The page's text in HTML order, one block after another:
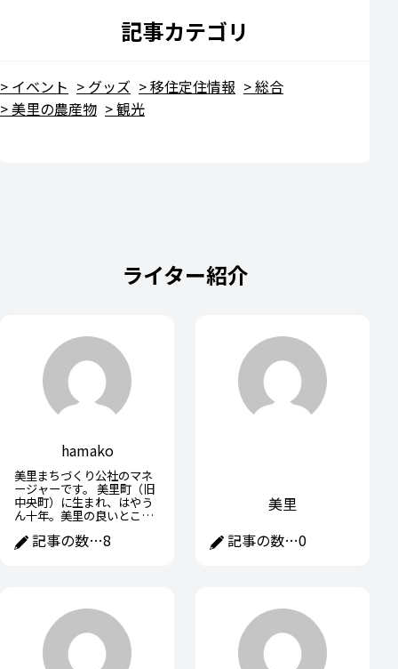
記事カテゴリ
イベント グッズ 移住定住情報
総合
美里の農産物
観光
ライター紹介
hamako
美里まちづくり公社のマネ
ージャーです。 美里町（旧
中央町）に生まれ、はやう
ん十年。美里の良いところ
ス」も10年以上が経ちまし
た。フットパスの記事を中
記事の数…8
美里
記事の数…0